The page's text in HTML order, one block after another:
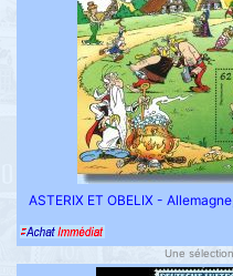
ASTERIX ET OBELIX -
Une